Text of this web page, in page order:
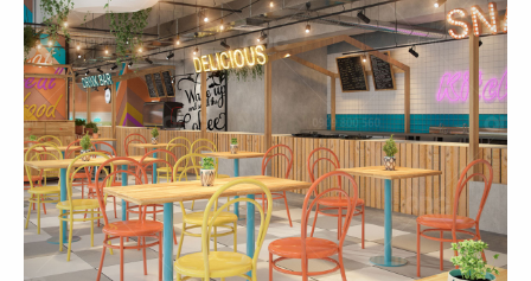
65
THE STREET
CN Mạc Đĩnh Chi - Quận 1
66
THE STREET
CN Cách mạng tháng 8 - Q.3
67 68